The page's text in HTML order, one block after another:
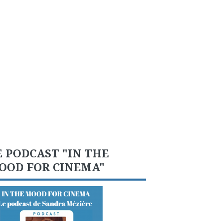
PODCAST "IN THE
FOR CINEMA"